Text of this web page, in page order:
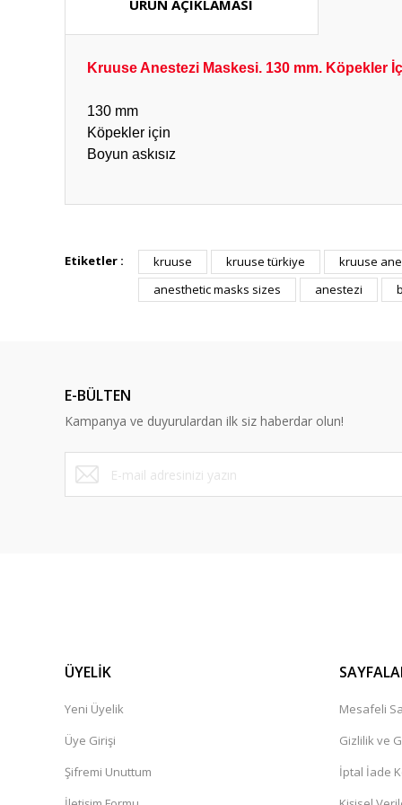
ÜRÜN AÇIKLAMASI
Kruuse Anestezi Maskesi. 130 mm. Köpekler
130 mm
Köpekler için
Boyun askısız
P... K... | 26/07/2026
Etiketler : kruuse kruuse türkiye kruuse
anesthetic masks sizes
anestezi
E-BÜLTEN
Kampanya ve duyurulardan ilk siz haberdar olun!
ÜYELİK
Yeni Üyelik
Üye Girişi
Şifremi Unuttum
Mesafeli
Gizlilik ve
İptal İade